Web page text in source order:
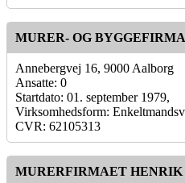
MURER- OG
Annebergvej 16, 9000 Aalborg
Ansatte: 0
Startdato: 01. september 1979,
Virksomhedsform:
CVR: 62105313
MURERFIRMAET HENRIK